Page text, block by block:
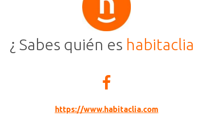
¿ Sabes quién es habitaclia
https://www.habitaclia.com